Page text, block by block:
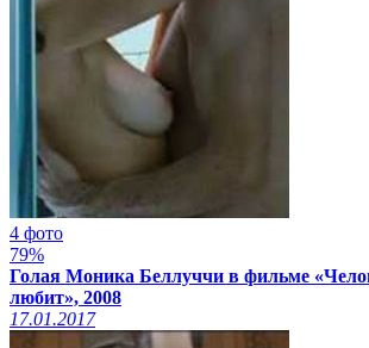
4 фото
79%
Голая Моника Беллуччи в фильме
любит», 2008
17.01.2017